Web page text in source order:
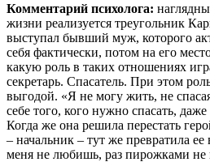
Комментарий психолога:
жизни реализуется треугольник
выступал бывший муж, которого
себя фактически, потом на его
какую роль в таких отношениях
секретарь. Спасатель. При этом
выгодой. «Я не могу жить, не
себе того, кого нужно спасать,
Когда же она решила перестать
– начальник – тут же превратила
меня не любишь, раз пирожками не